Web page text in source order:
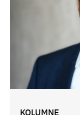
KOLUMNE